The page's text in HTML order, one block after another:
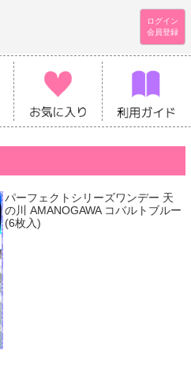
ログイン
会員登録
パーフェクトシリーズワンデー 天
の川 AMANOGAWA コバルトブルー
(6枚入)